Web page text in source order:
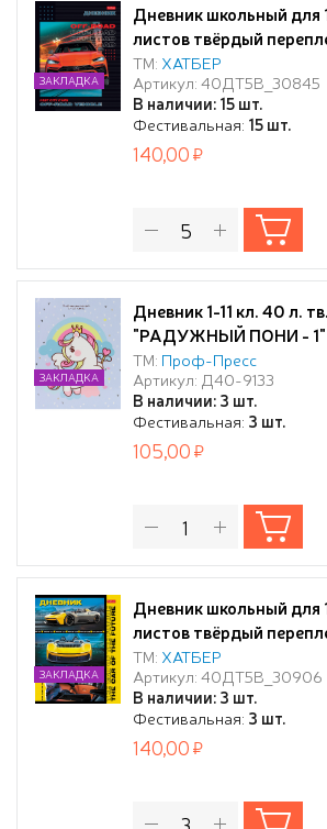
Дневник школьный для
листов твёрдый
"Внедорожник" глянц.
ТМ: ХАТБЕР
Артикул: 40ДТ5В_30845
В наличии: 15 шт.
Фестивальная: 15 шт.
ЗАКЛАДКА
140,00
Дневник 1-11 кл. 40 л.
"РАДУЖНЫЙ ПОНИ - 1"
TM"Profit"
ТМ: Проф-Пресс
Артикул: Д40-9133
В наличии: 3 шт.
Фестивальная: 3 шт.
ЗАКЛАДКА
105,00
Дневник школьный для
листов твёрдый
глянц. ламин
ТМ: ХАТБЕР
Артикул: 40ДТ5В_30906
В наличии: 3 шт.
Фестивальная: 3 шт.
ЗАКЛАДКА
140,00